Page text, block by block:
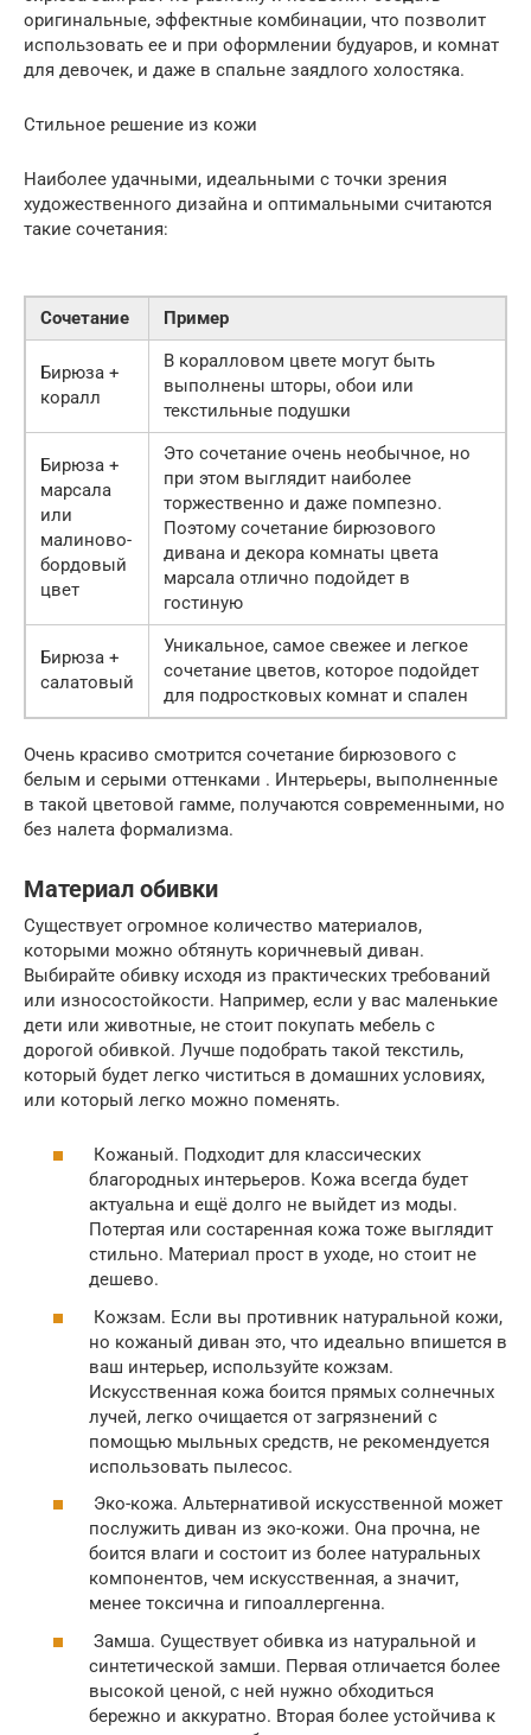
оригинальные, эффектные комбинации, что позволит
использовать ее и при оформлении будуаров, и комнат
для девочек, и даже в спальне заядлого холостяка.
Стильное решение из кожи
Наиболее удачными, идеальными с точки зрения
художественного дизайна и оптимальными считаются
такие сочетания:
Сочетание Пример
Бирюза +
коралл
В коралловом цвете могут быть
выполнены шторы, обои или
текстильные подушки
Бирюза +
марсала
или
малиново-
бордовый
цвет
Это сочетание очень необычное, но
при этом выглядит наиболее
торжественно и даже помпезно.
Поэтому сочетание бирюзового
дивана и декора комнаты цвета
марсала отлично подойдет в
гостиную
Бирюза +
салатовый
Уникальное, самое свежее и легкое
сочетание цветов, которое подойдет
для подростковых комнат и спален
Очень красиво смотрится сочетание бирюзового с
белым и серыми оттенками . Интерьеры, выполненные
в такой цветовой гамме, получаются современными, но
без налета формализма.
Материал обивки
Существует огромное количество материалов,
которыми можно обтянуть коричневый диван.
Выбирайте обивку исходя из практических требований
или износостойкости. Например, если у вас маленькие
дети или животные, не стоит покупать мебель с
дорогой обивкой. Лучше подобрать такой текстиль,
который будет легко чиститься в домашних условиях,
или который легко можно поменять.
Кожаный. Подходит для классических
благородных интерьеров. Кожа всегда будет
актуальна и ещё долго не выйдет из моды.
Потертая или состаренная кожа тоже выглядит
стильно. Материал прост в уходе, но стоит не
дешево.
Кожзам. Если вы противник натуральной кожи,
но кожаный диван это, что идеально впишется в
ваш интерьер, используйте кожзам.
Искусственная кожа боится прямых солнечных
лучей, легко очищается от загрязнений с
помощью мыльных средств, не рекомендуется
использовать пылесос.
Эко-кожа. Альтернативой искусственной может
послужить диван из эко-кожи. Она прочна, не
боится влаги и состоит из более натуральных
компонентов, чем искусственная, а значит,
менее токсична и гипоаллергенна.
Замша. Существует обивка из натуральной и
синтетической замши. Первая отличается более
высокой ценой, с ней нужно обходиться
бережно и аккуратно. Вторая более устойчива к